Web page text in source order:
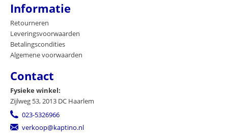
Informatie
Retourneren
Leveringsvoorwaarden
Betalingscondities
Algemene voorwaarden
Contact
Fysieke winkel:
Zijlweg 53, 2013 DC Haarlem
023-5326966
verkoop@kaptino.nl